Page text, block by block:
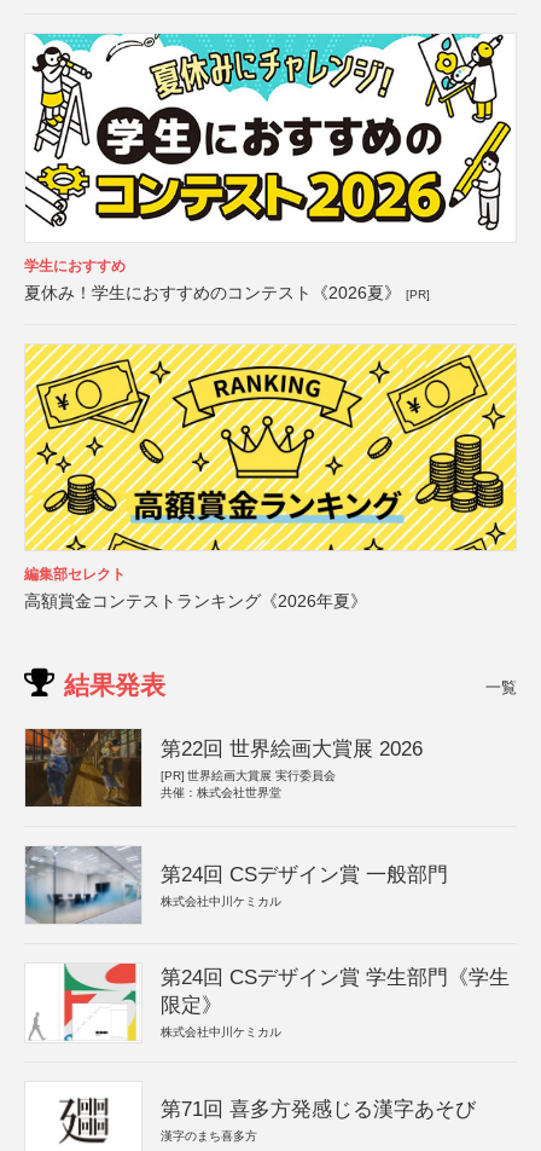
学生におすすめ
夏休み！学生におすすめのコンテスト《2026夏》 [PR]
編集部セレクト
高額賞金コンテストランキング《2026年夏》
結果発表 一覧
第22回 世界絵画大賞展 2026
[PR] 世界絵画大賞展 実行委員会
共催：株式会社世界堂
第24回 CSデザイン賞 一般部門
株式会社中川ケミカル
第24回 CSデザイン賞 学生部門《学生
限定》
株式会社中川ケミカル
第71回 喜多方発感じる漢字あそび
漢字のまち喜多方